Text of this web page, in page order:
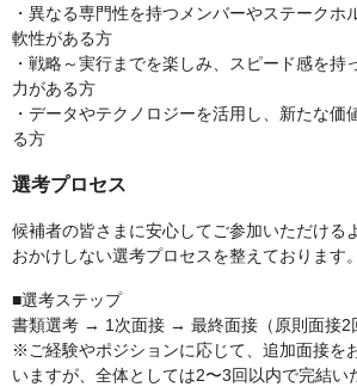
・異なる専門性を持つメンバーやステークホ
軟性がある方
・戦略～実行までを楽しみ、スピード感を持
力がある方
・データやテクノロジーを活用し、新たな価
る方
選考プロセス
候補者の皆さまに安心してご参加いただける
おかけしない選考プロセスを整えております。
■選考ステップ
書類選考 → 1次面接 → 最終面接（原則面接2
※ご経験やポジションに応じて、追加面接を
いますが、全体としては2〜3回以内で完結い